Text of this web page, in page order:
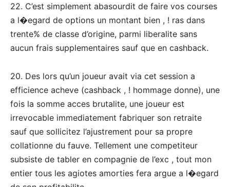
22. C’est simplement abasourdit de faire vos courses
a l�egard de options un montant bien , ! ras dans
trente% de classe d’origine, parmi liberalite sans
aucun frais supplementaires sauf que en cashback.
20. Des lors qu’un joueur avait via cet session a
efficience acheve (cashback , ! hommage donne), une
fois la somme acces brutalite, une joueur est
irrevocable immediatement fabriquer son retraite
sauf que sollicitez l’ajustrement pour sa propre
collationne du fauve. Tellement une competiteur
subsiste de tabler en compagnie de l’exc , tout mon
entier tous les agiotes amorties fera argue a l�egard